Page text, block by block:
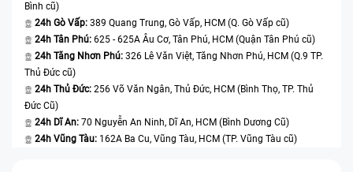
Bình cũ)
24h Gò Vấp: 389 Quang Trung, Gò Vấp, HCM (Q. Gò Vấp cũ)
24h Tân Phú: 625 - 625A Âu Cơ, Tân Phú, HCM (Quận Tân Phú cũ)
24h Tăng Nhơn Phú: 326 Lê Văn Việt, Tăng Nhơn Phú, HCM (Q.9 TP.
Thủ Đức cũ)
24h Thủ Đức: 256 Võ Văn Ngân, Thủ Đức, HCM (Bình Thọ, TP. Thủ
Đức Cũ)
24h Dĩ An: 70 Nguyễn An Ninh, Dĩ An, HCM (Bình Dương Cũ)
24h Vũng Tàu: 162A Ba Cu, Vũng Tàu, HCM (TP. Vũng Tàu cũ)